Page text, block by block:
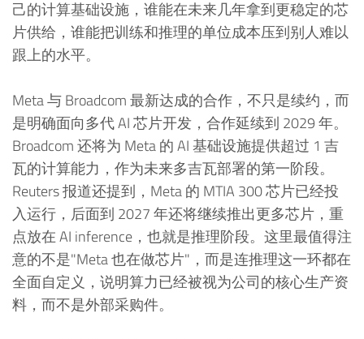
己的计算基础设施，谁能在未来几年拿到更稳定的芯
片供给，谁能把训练和推理的单位成本压到别人难以
跟上的水平。
Meta 与 Broadcom 最新达成的合作，不只是续约，而
是明确面向多代 AI 芯片开发，合作延续到 2029 年。
Broadcom 还将为 Meta 的 AI 基础设施提供超过 1 吉
瓦的计算能力，作为未来多吉瓦部署的第一阶段。
Reuters 报道还提到，Meta 的 MTIA 300 芯片已经投
入运行，后面到 2027 年还将继续推出更多芯片，重
点放在 AI inference，也就是推理阶段。这里最值得注
意的不是"Meta 也在做芯片"，而是连推理这一环都在
全面自定义，说明算力已经被视为公司的核心生产资
料，而不是外部采购件。